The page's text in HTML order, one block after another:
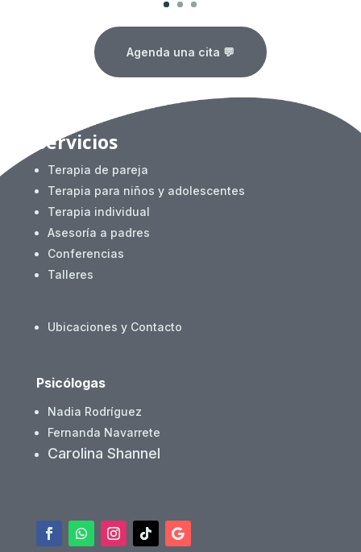
Agenda una cita 💬
Servicios
Terapia de pareja
Terapia para niños y adolescentes
Terapia individual
Asesoría a padres
Conferencias
Talleres
Ubicaciones y Contacto
Psicólogas
Nadia Rodríguez
Fernanda Navarrete
Carolina Shannel